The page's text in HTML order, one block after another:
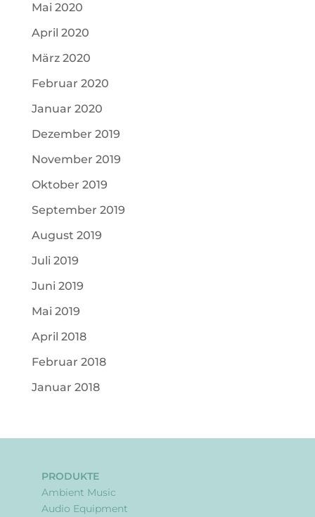
Mai 2020
April 2020
März 2020
Februar 2020
Januar 2020
Dezember 2019
November 2019
Oktober 2019
September 2019
August 2019
Juli 2019
Juni 2019
Mai 2019
April 2018
Februar 2018
Januar 2018
PRODUKTE
Ambient Music
Audio Equipment